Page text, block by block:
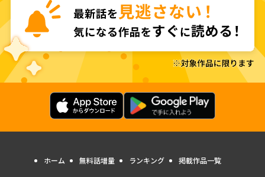
ホーム 無料話増量 ランキング 掲載作品一覧